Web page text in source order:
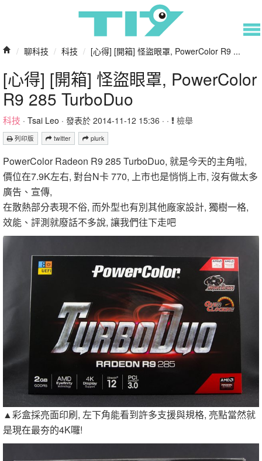
/ 聊科技 / 科技 / [心得] [開箱] 怪盜眼罩, PowerColor R9 ...
[心得] [開箱] 怪盜眼罩, PowerColor
R9 285 TurboDuo
科技 · Tsai Leo · 發表於 2014-11-12 15:36 · · 檢舉
列印版 twitter plurk
PowerColor Radeon R9 285 TurboDuo, 就是今天的主角啦,
價位在7.9K左右, 對台N卡 770, 上市也是悄悄上市, 沒有做太多
廣告、宣傳,
在散熱部分表現不俗, 而外型也有別其他廠家設計, 獨樹一格,
效能、評測就廢話不多說, 讓我們往下走吧
▲彩盒採亮面印刷, 左下角能看到許多支援與規格, 亮點當然就
是現在最夯的4K囉!